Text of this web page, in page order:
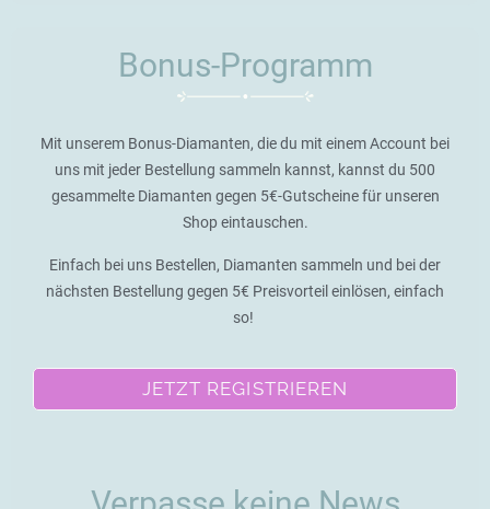
Bonus-Programm
Mit unserem Bonus-Diamanten, die du mit einem Account bei
uns mit jeder Bestellung sammeln kannst, kannst du 500
gesammelte Diamanten gegen 5€-Gutscheine für unseren
Shop eintauschen.
Einfach bei uns Bestellen, Diamanten sammeln und bei der
nächsten Bestellung gegen 5€ Preisvorteil einlösen, einfach
so!
JETZT REGISTRIEREN